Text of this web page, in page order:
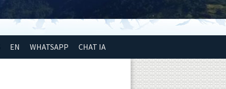
EN WHATSAPP CHAT IA